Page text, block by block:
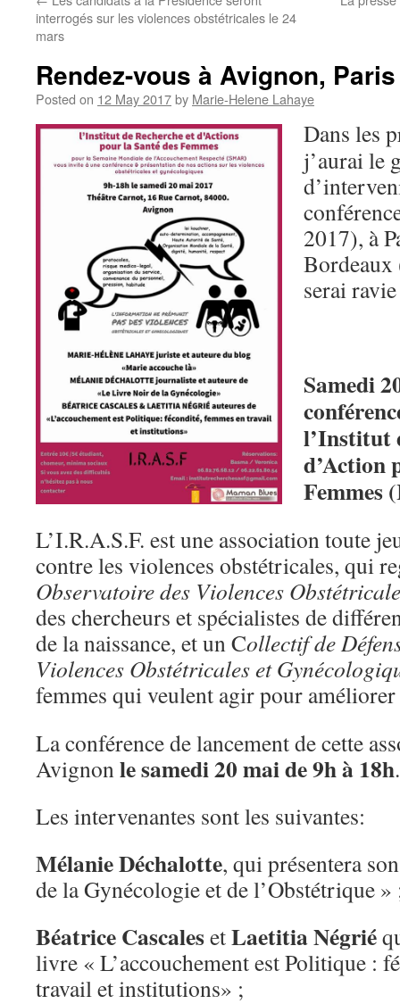
interrogés sur les violences obstétricales le 24
mars
Rendez-vous à Avignon,
Posted on 12 May 2017by Marie-Helene Lahaye
Dans les
j’aurai le
2017), à
serai
Samedi
l’Institut
d’Action
Femmes
L’I.R.A.S.F. est une association toute
contre les violences obstétricales, qui
Observatoire des Violences
des chercheurs et spécialistes de
de la naissance, et un Collectif de
Violences Obstétricales et
femmes qui veulent agir pour
La conférence de lancement de cette
Avignonle samedi 20 mai de 9h à 18h.
Les intervenantes sont les suivantes:
Mélanie Déchalotte, qui présentera
de la Gynécologie et de l’Obstétrique »
Béatrice CascalesetLaetitia Négrié
livre « L’accouchement est Politique :
travail et institutions» ;